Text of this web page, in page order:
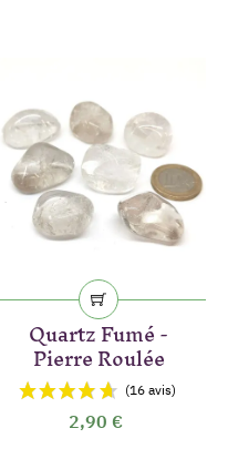
Quartz Fumé -
Pierre Roulée
2,90 €